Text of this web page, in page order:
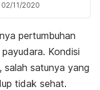
11/2020
pertumbuhan
Kondisi
satunya yang
tidak sehat.